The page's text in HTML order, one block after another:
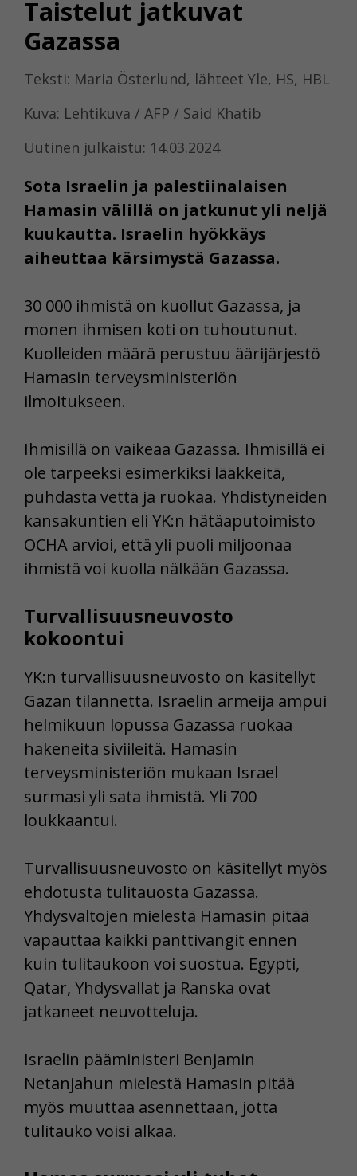
Taistelut jatkuvat
Gazassa
Teksti: Maria Österlund, lähteet Yle, HS, HBL
Kuva: Lehtikuva / AFP / Said Khatib
Uutinen julkaistu: 14.03.2024
Sota Israelin ja palestiinalaisen
Hamasin välillä on jatkunut yli neljä
kuukautta. Israelin hyökkäys
aiheuttaa kärsimystä Gazassa.
30 000 ihmistä on kuollut Gazassa, ja
monen ihmisen koti on tuhoutunut.
Kuolleiden määrä perustuu äärijärjestö
Hamasin terveysministeriön
ilmoitukseen.
Ihmisillä on vaikeaa Gazassa. Ihmisillä ei
ole tarpeeksi esimerkiksi lääkkeitä,
puhdasta vettä ja ruokaa. Yhdistyneiden
kansakuntien eli YK:n hätäaputoimisto
OCHA arvioi, että yli puoli miljoonaa
ihmistä voi kuolla nälkään Gazassa.
Turvallisuusneuvosto
kokoontui
YK:n turvallisuusneuvosto on käsitellyt
Gazan tilannetta. Israelin armeija ampui
helmikuun lopussa Gazassa ruokaa
hakeneita siviileitä. Hamasin
terveysministeriön mukaan Israel
surmasi yli sata ihmistä. Yli 700
loukkaantui.
Turvallisuusneuvosto on käsitellyt myös
ehdotusta tulitauosta Gazassa.
Yhdysvaltojen mielestä Hamasin pitää
vapauttaa kaikki panttivangit ennen
kuin tulitaukoon voi suostua. Egypti,
Qatar, Yhdysvallat ja Ranska ovat
jatkaneet neuvotteluja.
Israelin pääministeri Benjamin
Netanjahun mielestä Hamasin pitää
myös muuttaa asennettaan, jotta
tulitauko voisi alkaa.